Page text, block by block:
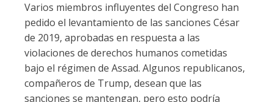
Varios miembros influyentes del Congreso han
pedido el levantamiento de las sanciones César
de 2019, aprobadas en respuesta a las
violaciones de derechos humanos cometidas
bajo el régimen de Assad. Algunos republicanos,
compañeros de Trump, desean que las
sanciones se mantengan, pero esto podría